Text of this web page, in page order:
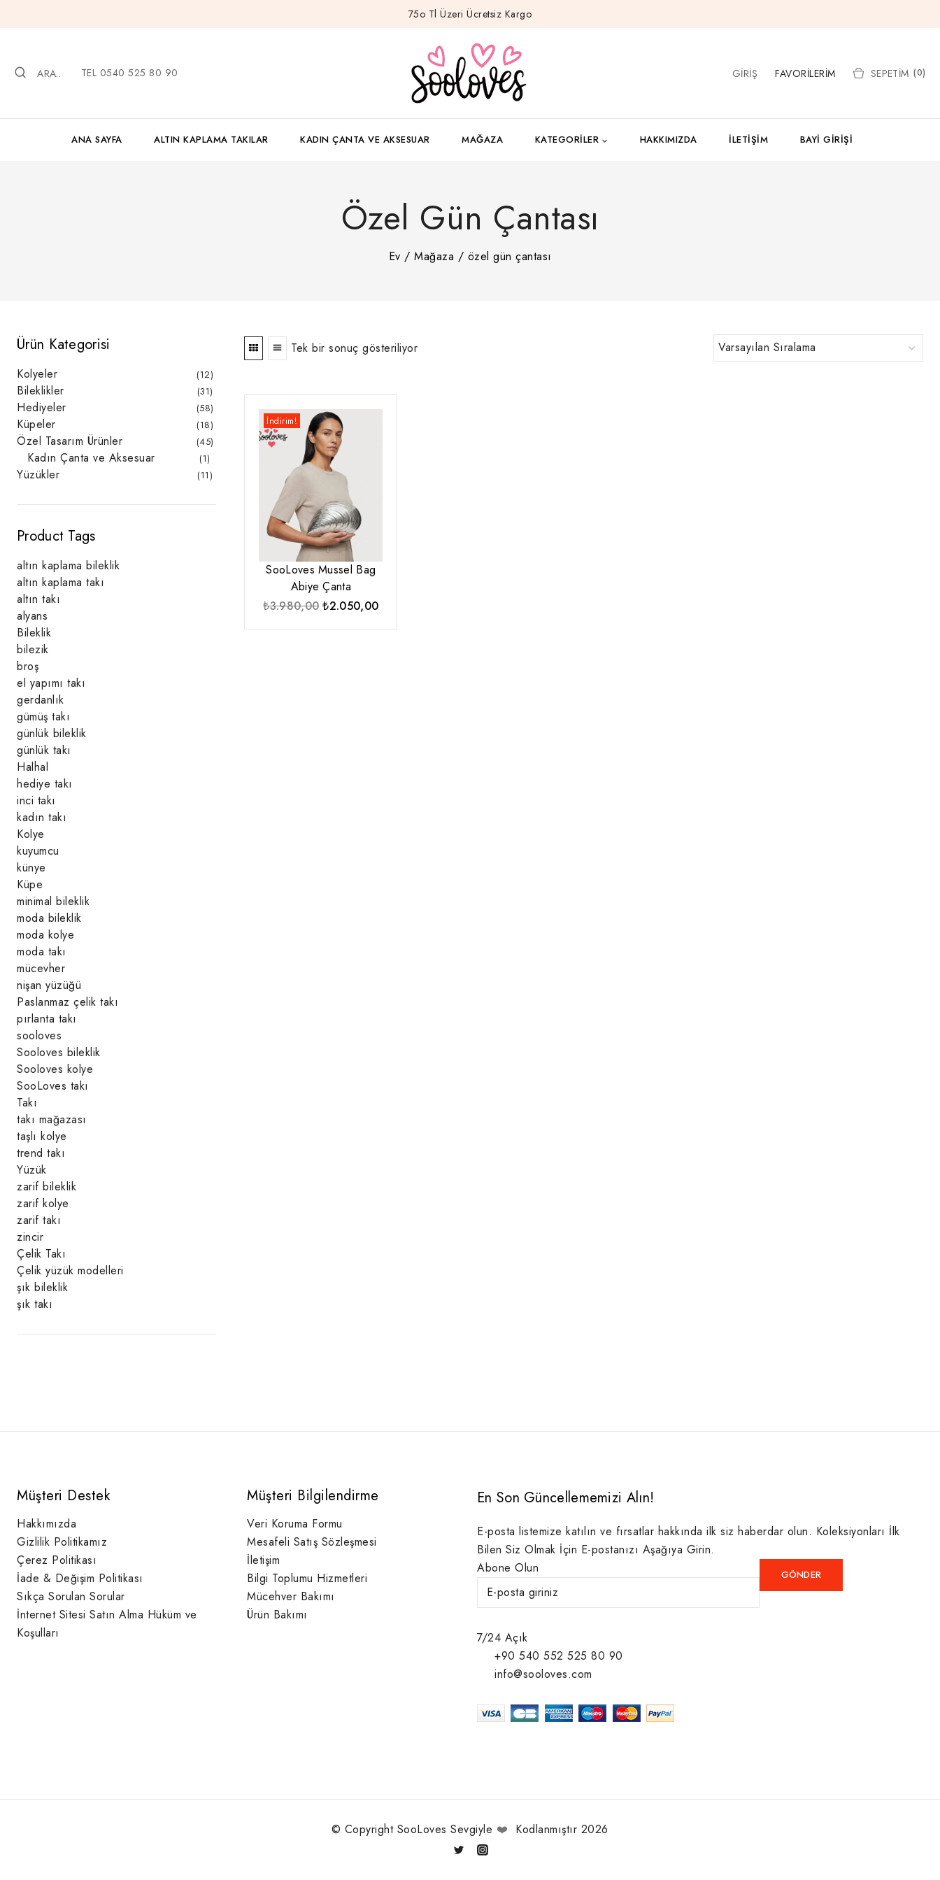
75o Tl Üzeri Ücretsiz Kargo
ARA.. TEL 0540 525 80 90 GIRIŞ FAVORILERIM SEPETIM (0)
ANA SAYFA ALTIN KAPLAMA TAKILAR KADIN ÇANTA VE AKSESUAR MAĞAZA KATEGORILER HAKKIMIZDA İLETIŞIM BAYI GIRIŞI
Özel Gün Çantası
Ev / Mağaza / özel gün çantası
Tek bir sonuç gösteriliyor
İndirim!
SooLoves Mussel Bag
Abiye Çanta
₺3.980,00 Orijinal
₺2.050,00Şu
Ürün Kategorisi
Kolyeler 1212
ürün
Bileklikler 3131
ürün
Hediyeler 5858
ürün
Küpeler 1818
ürün
Özel Tasarım Ürünler 4545
Kadın Çanta ve Aksesuar 11
ürün
Yüzükler 1111
Product Tags
altın kaplama bileklik
altın kaplama takı
altın takı
alyans
Bileklik
bilezik
broş
el yapımı takı
gerdanlık
gümüş takı
günlük bileklik
günlük takı
Halhal
hediye takı
inci takı
kadın takı
Kolye
kuyumcu
künye
Küpe
minimal bileklik
moda bileklik
moda kolye
moda takı
mücevher
nişan yüzüğü
Paslanmaz çelik takı
pırlanta takı
sooloves
Sooloves bileklik
Sooloves kolye
SooLoves takı
Takı
takı mağazası
taşlı kolye
trend takı
Yüzük
zarif bileklik
zarif kolye
zarif takı
zincir
Çelik Takı
Çelik yüzük modelleri
şık bileklik
şık takı
Müşteri Destek
Hakkımızda
Gizlilik Politikamız
Çerez Politikası
İade & Değişim Politikası
Sıkça Sorulan Sorular
İnternet Sitesi Satın Alma Hüküm ve
Koşulları
Müşteri Bilgilendirme
Veri Koruma Formu
Mesafeli Satış Sözleşmesi
İletişim
Bilgi Toplumu Hizmetleri
Mücehver Bakımı
Ürün Bakımı
En Son Güncellememizi Alın!
E-posta listemize katılın ve fırsatlar hakkında ilk siz haberdar olun. Koleksiyonları İlk
Bilen Siz Olmak İçin E-postanızı Aşağıya Girin.
Abone Olun
7/24 Açık
+90 540 552 525 80 90
info@sooloves.com
© Copyright SooLoves Sevgiyle ❤️ Kodlanmıştır 2026